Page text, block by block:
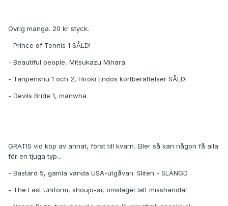
Övrig manga. 20 kr styck.
- Prince of Tennis 1 SÅLD!
- Beautiful people, Mitsukazu Mihara
- Tanpenshu 1 och 2, Hiroki Endos kortberättelser SÅLD!
- Devils Bride 1, manwha
GRATIS vid köp av annat, först till kvarn. Eller så kan någon få alla
för en tjuga typ...
- Bastard 5, gamla vända USA-utgåvan. Sliten - SLÄNGD.
- The Last Uniform, shoujo-ai, omslaget lätt misshandlat